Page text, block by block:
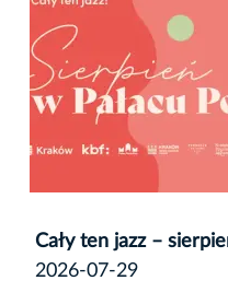
Cały ten jazz –
2026-07-29